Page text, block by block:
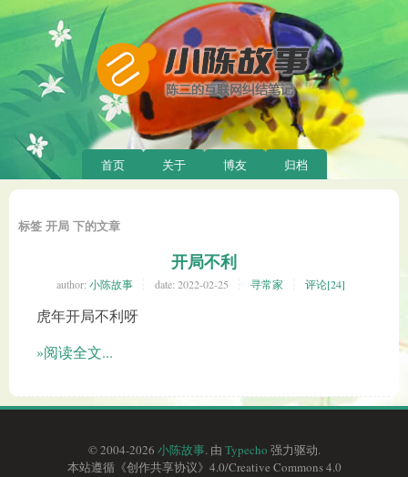
首页 关于 博友 归档
标签 开局 下的文章
开局不利
author: 小陈故事 date: 2022-02-25 寻常家 评论[24]
虎年开局不利呀
»阅读全文...
© 2004-2026 小陈故事. 由 Typecho 强力驱动.
本站遵循《创作共享协议》4.0/Creative Commons 4.0